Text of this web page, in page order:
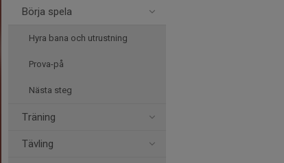
Börja spela
Hyra bana och utrustning
Prova-på
Nästa steg
Träning
Tävling